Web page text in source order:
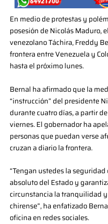
En medio de protestas y
posesión de Nicolás Maduro,
venezolano Táchira, Freddy
frontera entre Venezuela y
hasta el próximo lunes.
Bernal ha afirmado que la
“instrucción” del presidente
durante cuatro días, a partir
viernes. El gobernador ha
personas que puedan verse
cruzan a diario la frontera.
“Tengan ustedes la
absoluto del Estado y
circunstancia la tranquilidad
chirense”, ha enfatizado
oficina en redes sociales.